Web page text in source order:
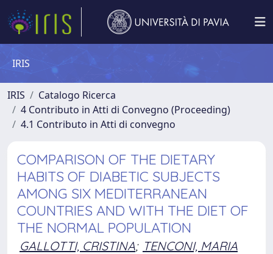
IRIS
IRIS
Catalogo Ricerca
4 Contributo in Atti di Convegno (Proceeding)
4.1 Contributo in Atti di convegno
COMPARISON OF THE DIETARY
HABITS OF DIABETIC SUBJECTS
AMONG SIX MEDITERRANEAN
COUNTRIES AND WITH THE DIET OF
THE NORMAL POPULATION
GALLOTTI, CRISTINA; TENCONI, MARIA